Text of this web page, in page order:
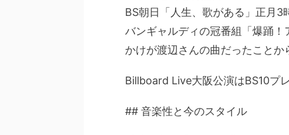
BS朝日「人生、歌がある」正月
バンギャルディの冠番組「爆踊
かけが渡辺さんの曲だったことか
Billboard Live大阪公演はBS10プ
## 音楽性と今のスタイル